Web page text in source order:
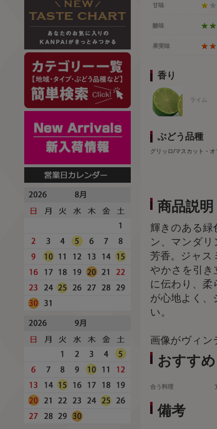
甘味
酸味
果実味
香り
ライム
ぶどう品種
グリッロ/マスカット・
商品説明
輝きのある緑
ン、マンダ
芳香。ジャス
やかさを引き
に伝わり、柔
が心地よく
い。
画像がヴィン
おすすめ
合う料理
備考